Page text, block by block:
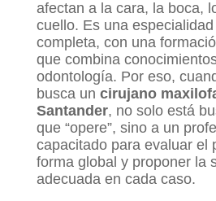
afectan a la cara, la boca,
cuello. Es una
completa, con una
que combina
odontología. Por eso,
busca un cirujano
Santander, no solo está
que “opere”, sino a un
capacitado para evaluar el
forma global y proponer la
adecuada en cada caso.